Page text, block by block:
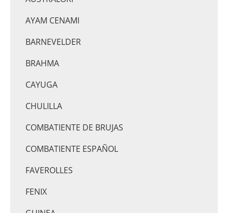
AYAM CENAMI
BARNEVELDER
BRAHMA
CAYUGA
CHULILLA
COMBATIENTE DE BRUJAS
COMBATIENTE ESPAÑOL
FAVEROLLES
FENIX